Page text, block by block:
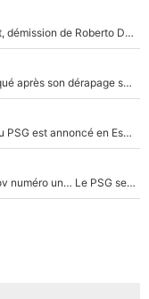
Trahison de Longoria, secrets de Frank McCourt, démission de Roberto De Zerbi : Medhi Benatia se lâche sur son départ de l'OM et fait d'importantes révélations
Incendies en Gironde - Nelson Monfort est attaqué après son dérapage sur CNews : «Et lui, il prend combien pour parler dans un studio climatisé?»
Ferran Torres a pris sa décision : Son transfert au PSG est annoncé en Espagne !
Suzuki recruté, Chevalier veut se battre, Safonov numéro un… Le PSG se lance encore dans un gros chantier pour le poste de gardien de but